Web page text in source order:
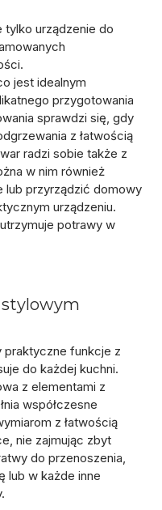
tylko urządzenie do
jest idealnym
przygotowania
sprawdzi się, gdy
z łatwością
radzi sobie także z
w nim również
lub przyrządzić domowy
urządzeniu.
utrzymuje potrawy w
praktyczne funkcje z
do każdej kuchni.
z elementami z
współczesne
z łatwością
nie zajmując zbyt
do przenoszenia
lub w każde inne